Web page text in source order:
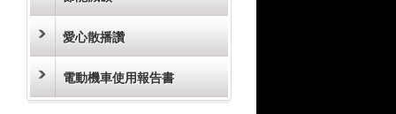
愛心散播讚
電動機車使用報告書